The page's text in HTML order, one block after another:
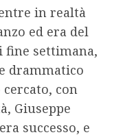
in realtà
ed era del
settimana,
drammatico
con
Giuseppe
successo, e